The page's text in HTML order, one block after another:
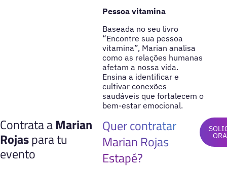
Pessoa vitamina
Baseada no seu livro
“Encontre sua pessoa
vitamina”, Marian analisa
como as relações humanas
afetam a nossa vida.
Ensina a identificar e
cultivar conexões
saudáveis que fortalecem o
bem-estar emocional.
Contrata aMarian
Rojaspara tu
evento
Quer contratar
Marian Rojas
Estapé?